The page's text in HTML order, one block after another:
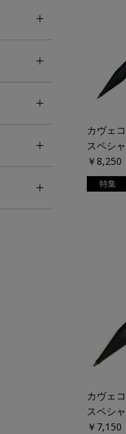
カヴェコ
￥8,250
特集
カヴェコ
￥7,150